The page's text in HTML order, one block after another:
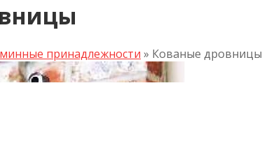
принадлежности » Кованые дровницы